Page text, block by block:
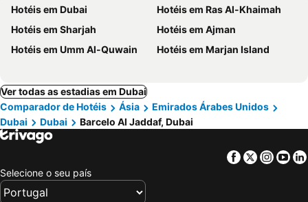
Hotéis em Dubai
Hotéis em Ras Al-Khaimah
Hotéis em Sharjah
Hotéis em Ajman
Hotéis em Umm Al-Quwain
Hotéis em Marjan Island
Ver todas as estadias em Dubai
Comparador de Hotéis
Ásia
Emirados Árabes Unidos
Dubai
Dubai Barcelo Al Jaddaf, Dubai
Facebook
Twitter
Selecione o seu país